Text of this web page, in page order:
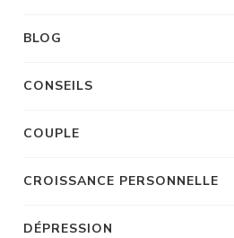
BLOG
CONSEILS
COUPLE
CROISSANCE PERSONNELLE
DÉPRESSION